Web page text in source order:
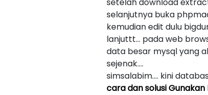
setelah download
selanjutnya buka
kemudian edit dulu
lanjuttt... pada web
data besar mysql yang
sejenak....
simsalabim.... kini
cara dan solusi